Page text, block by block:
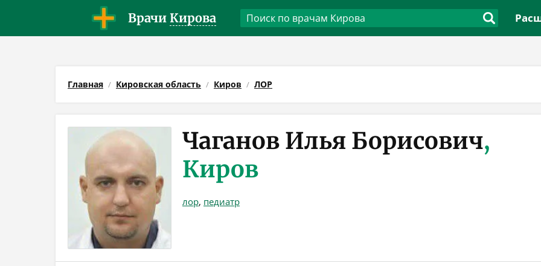
Врачи Кирова
Главная Кировская область Киров ЛОР
Чаганов Илья Борисович,
Киров
лор, педиатр